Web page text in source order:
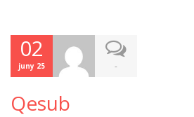
02
juny 25 -
Qesub